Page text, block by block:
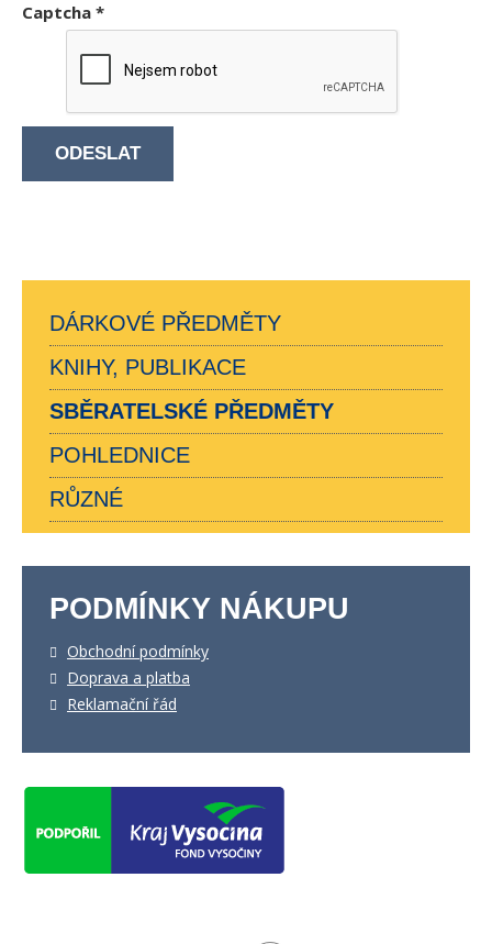
Captcha *
ODESLAT
DÁRKOVÉ PŘEDMĚTY
KNIHY, PUBLIKACE
SBĚRATELSKÉ PŘEDMĚTY
POHLEDNICE
RŮZNÉ
PODMÍNKY NÁKUPU
Obchodní podmínky
Doprava a platba
Reklamační řád